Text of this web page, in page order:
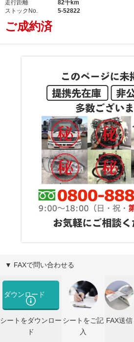
走行距離
82千km
ストックNo.
5-52822
ご成約済
▼ FAXで問い合わせる
ダウンロード
シートをダウンロー
ド
シートをご記
入
FAX送信